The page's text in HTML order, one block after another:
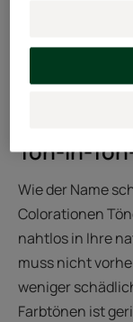
zu müssen. Sie
Der einzige
Färbemittels
insbesondere
Ton-in-
Wie der Name
Colorationen
nahtlos in Ihre
muss nicht
weniger
Farbtönen ist